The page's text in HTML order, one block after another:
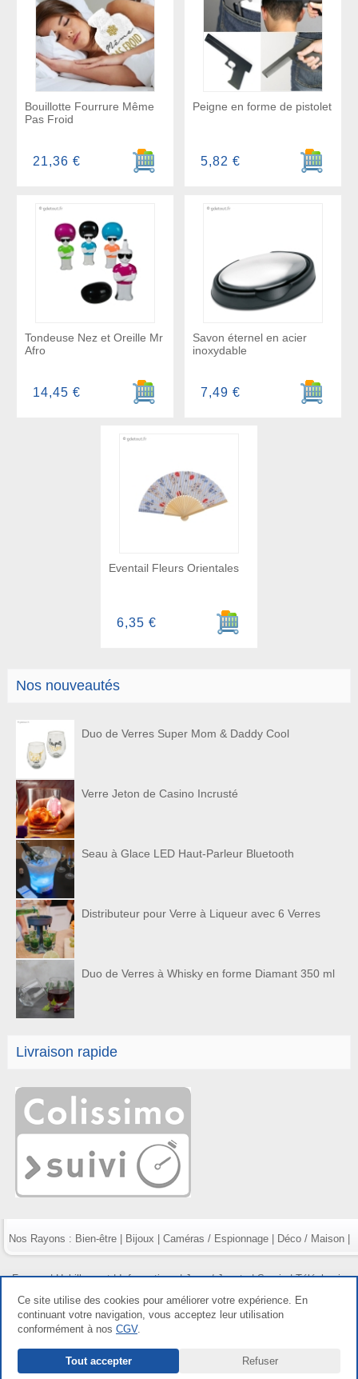
Nos nouveautés
Duo de Verres Super Mom & Daddy Cool
Verre Jeton de Casino Incrusté
Seau à Glace LED Haut-Parleur Bluetooth
Distributeur pour Verre à Liqueur avec 6 Verres
Duo de Verres à Whisky en forme Diamant 350 ml
Livraison rapide
Bouillotte Fourrure Même
Pas Froid
Ajouter au panier
21,36 €
Peigne en forme de pistolet
Ajouter
5,82 €
Tondeuse Nez et Oreille Mr
Afro
Ajouter au panier
14,45 €
Savon éternel en acier
inoxydable
Ajouter
7,49 €
Eventail Fleurs Orientales
Ajouter au panier
6,35 €
Nos Rayons : Bien-être| Bijoux Caméras / Espionnage| Déco / Maison|
Fumeur|Habillement|Informatique|Jeux / Jouets|Survie|Téléphonie
Copyright gdetout.fr 2026, tous droits réservés |
générales de vente
Ce site utilise des cookies pour améliorer votre expérience. En
continuant votre navigation, vous acceptez leur utilisation
conformément à nos CGV.
Tout accepter Refuser